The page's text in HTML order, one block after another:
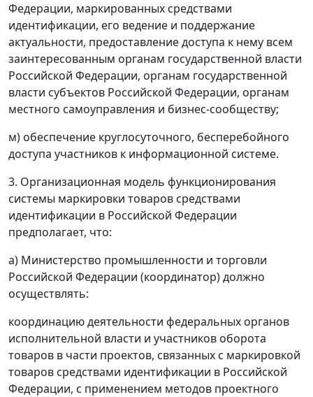
Федерации, маркированных средствами
идентификации, его ведение и поддержание
актуальности, предоставление доступа к нему всем
заинтересованным органам государственной власти
Российской Федерации, органам государственной
власти субъектов Российской Федерации, органам
местного самоуправления и бизнес-сообществу;
м) обеспечение круглосуточного, бесперебойного
доступа участников к информационной системе.
3. Организационная модель функционирования
системы маркировки товаров средствами
идентификации в Российской Федерации
предполагает, что:
а) Министерство промышленности и торговли
Российской Федерации (координатор) должно
осуществлять:
координацию деятельности федеральных органов
исполнительной власти и участников оборота
товаров в части проектов, связанных с маркировкой
товаров средствами идентификации в Российской
Федерации, с применением методов проектного